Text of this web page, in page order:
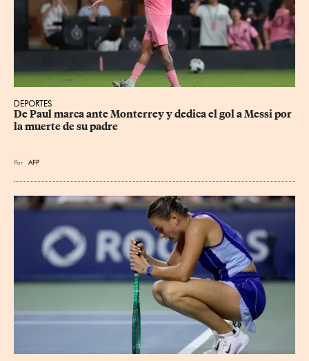
DEPORTES
De Paul marca ante Monterrey y dedica el gol a Messi por
la muerte de su padre
Por AFP